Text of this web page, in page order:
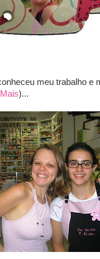
meu trabalho e
)...